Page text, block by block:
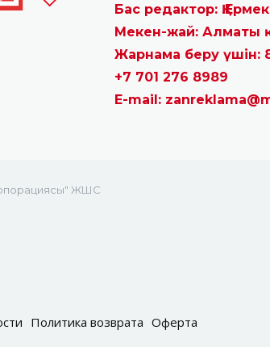
Бас редактор:
Мекен-жай: Алматы
Жарнама беру үшін:
+7 701 276 8989
E-mail:
ЖШС
Политика возврата Оферта